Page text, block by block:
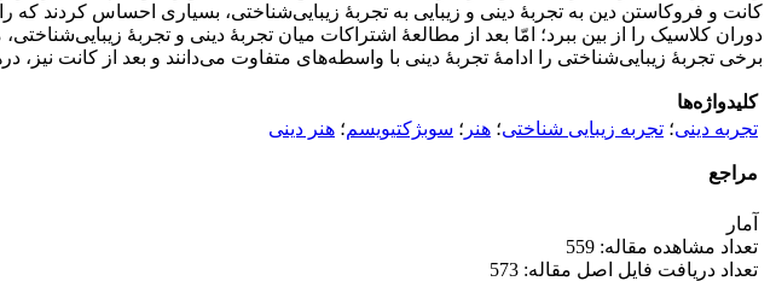
کانت و فروکاستن دین به تجربۀ دینی و زیبایی به تجربۀ زیبایی‌شناختی، بسیاری احساس کردند
دوران کلاسیک را از بین ببرد؛ امّا بعد از مطالعۀ اشتراکات میان تجربۀ دینی و تجربۀ
برخی تجربۀ زیبایی‌شناختی را ادامۀ تجربۀ دینی با واسطه‌های متفاوت می‌دانند و بعد از کانت نیز،
کلیدواژه‌ها
تجربه دینی؛ تجربه زیبایی شناختی؛ هنر ؛ سوبژکتیویسم؛ هنر دینی
مراجع
آمار
تعداد مشاهده مقاله: 559
تعداد دریافت فایل اصل مقاله: 573